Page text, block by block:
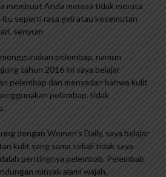
membuat Anda merasa tidak merata
itu seperti rasa geli atau kesemutan
senyum
pelembap, namun
tahun 2016 ini saya belajar
pelembap dan menyadari bahwa kulit
pelembap. tidak
dengan Women’s Daily, saya belajar
kulit yang sama sekali tidak saya
pentingnya pelembab. Pelembab
minyak alami wajah,